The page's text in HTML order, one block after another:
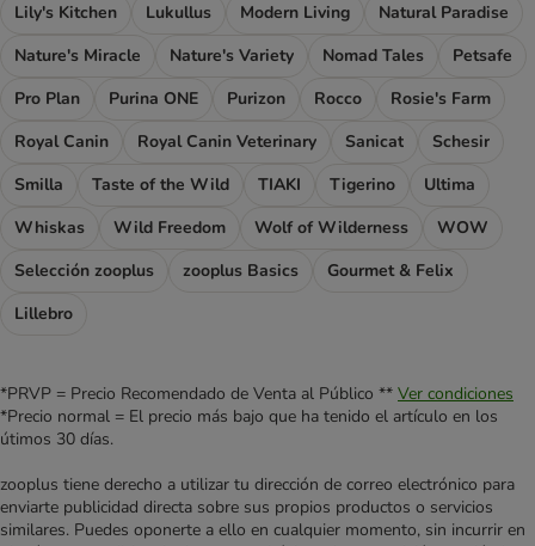
Lily's Kitchen
Lukullus Modern Living
Natural Paradise
Nature's Miracle
Nature's Variety Nomad Tales
Petsafe
Pro Plan
Purina ONE Purizon Rocco
Rosie's Farm
Royal Canin
Royal Canin Veterinary Sanicat
Schesir
Smilla
Taste of the Wild TIAKI Tigerino
Ultima
Whiskas
Wild Freedom Wolf of Wilderness
WOW
Selección zooplus
zooplus Basics
Gourmet & Felix
Lillebro
*PRVP = Precio Recomendado de Venta al Público ** Ver condiciones
*Precio normal = El precio más bajo que ha tenido el artículo en los
útimos 30 días.
zooplus tiene derecho a utilizar tu dirección de correo electrónico para
enviarte publicidad directa sobre sus propios productos o servicios
similares. Puedes oponerte a ello en cualquier momento, sin incurrir en